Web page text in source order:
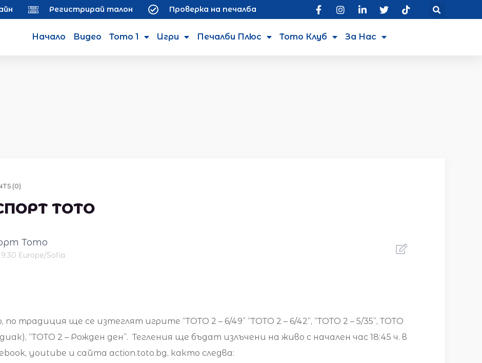
Регистрирай талон Проверка на печалба
Начало Видео Тото 1 Игри Печалби Плюс Тото Клуб За Нас
(0)
ТОТО
Тото
Europe/Sofia
традиция ще се изтеглят игрите “ТОТО 2 – 6/49” “ТОТО 2 – 6/42”, “ТОТО 2 – 5/35”, ТОТО
“ТОТО 2 – Рожден ден”. Тегления ще бъдат излъчени на живо с начален час 18:45 ч. в
youtube и сайта action.toto.bg, както следва: